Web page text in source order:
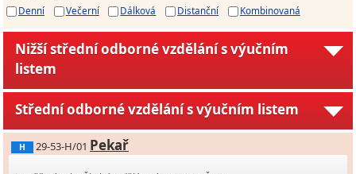
Denní
Večerní Dálková Distanční Kombinovaná
Nižší střední odborné vzdělání s výučním
listem
Střední odborné vzdělání s výučním listem
H 29-53-H/01 Pekař